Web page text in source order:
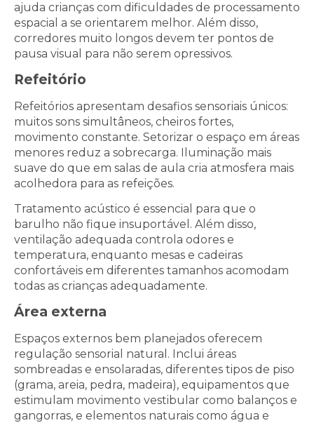
ajuda crianças com dificuldades de processamento
espacial a se orientarem melhor. Além disso,
corredores muito longos devem ter pontos de
pausa visual para não serem opressivos.
Refeitório
Refeitórios apresentam desafios sensoriais únicos:
muitos sons simultâneos, cheiros fortes,
movimento constante. Setorizar o espaço em áreas
menores reduz a sobrecarga. Iluminação mais
suave do que em salas de aula cria atmosfera mais
acolhedora para as refeições.
Tratamento acústico é essencial para que o
barulho não fique insuportável. Além disso,
ventilação adequada controla odores e
temperatura, enquanto mesas e cadeiras
confortáveis em diferentes tamanhos acomodam
todas as crianças adequadamente.
Área externa
Espaços externos bem planejados oferecem
regulação sensorial natural. Inclui áreas
sombreadas e ensolaradas, diferentes tipos de piso
(grama, areia, pedra, madeira), equipamentos que
estimulam movimento vestibular como balanços e
gangorras, e elementos naturais como água e